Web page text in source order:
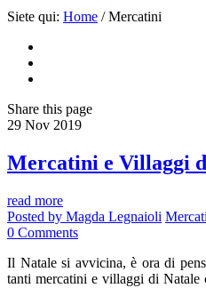
Siete qui: Home / Mercatini
Share this page
29 Nov 2019
Mercatini e Villaggi
read more
Posted by Magda Legnaioli
0 Comments
Il Natale si avvicina, è ora di
tanti mercatini e villaggi di Natale